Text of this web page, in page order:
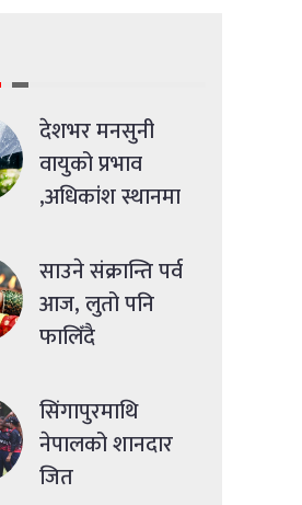
देशभर मनसुनी
वायुको प्रभाव
,अधिकांश स्थानमा
साउने संक्रान्ति पर्व
आज, लुतो पनि
फालिँदै
सिंगापुरमाथि
नेपालको शानदार
जित